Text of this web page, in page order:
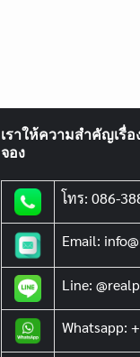
เราให้ความสำคัญเรื่
จอง
โทร: 086-
Email:
Line:
Whatsapp: